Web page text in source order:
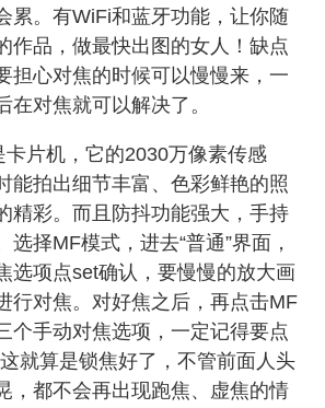
累。有WiFi和蓝牙功能，让你随
作品，做最快出图的女人！缺点
担心对焦的时候可以慢慢来，一
在对焦就可以解决了。
片机，它的2030万像素传感
能拍出细节丰富、色彩鲜艳的照
精彩。而且防抖功能强大，手持
择MF模式，进去“普通”界面，
选项点set确认，要慢慢的放大画
行对焦。对好焦之后，再点击MF
个手动对焦选项，一定记得要点
就算是锁焦好了，不管前面人头
，都不会再出现跑焦、虚焦的情